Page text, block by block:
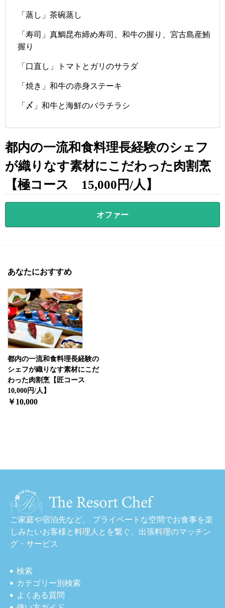
「蒸し」茶碗蒸し
「寿司」真鯛昆布締め寿司、和牛の握り、宮古島産鮪
握り
「口直し」トマトとガリのサラダ
「焼き」和牛の赤身ステーキ
「〆」和牛と海鮮のバラチラシ
都内の一流和食料理長経験のシェフ
が織りなす素材にこだわった肉割烹
【極コース 15,000円/人】
オファー
あなたにおすすめ
都内の一流和食料理長経験の
シェフが織りなす素材にこだ
わった肉割烹【匠コース
10,000円/人】
￥10,000
ご家庭や宿泊先など、 プライベートな空間でお食事を楽
しみたいお客様と料理人とを繋ぐ、出張料理のマッチン
グ・サービス
検索
カテゴリー別検索
よくある質問